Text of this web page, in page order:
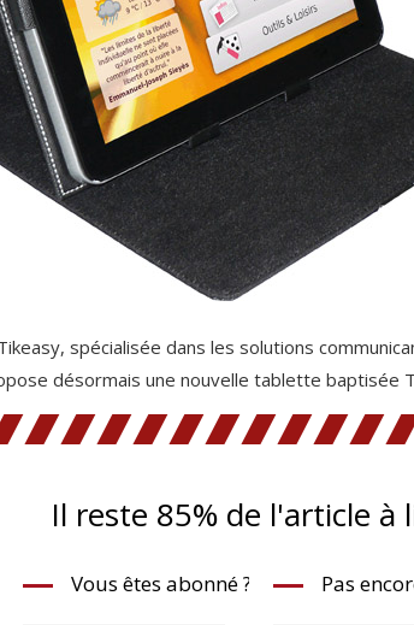
spécialisée dans les solutions
désormais une nouvelle tablette baptisée
Il reste 85% de l'article à
Vous êtes abonné ? Pas